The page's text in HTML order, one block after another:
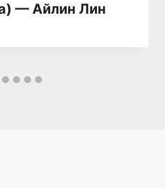
— Айлин Лин